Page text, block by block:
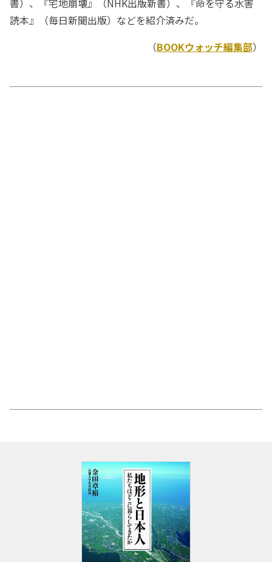
読本』（毎日新聞出版）などを紹介済みだ。
（BOOKウォッチ編集部）